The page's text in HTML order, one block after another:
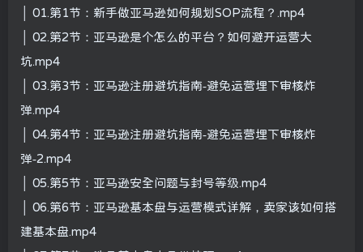
│ 01.第1节：新手做亚马逊如何规划SOP流程？.mp4
│ 02.第2节：亚马逊是个怎么的平台？如何避开运营大
坑.mp4
│ 03.第3节：亚马逊注册避坑指南-避免运营埋下审核炸
弹.mp4
│ 04.第4节：亚马逊注册避坑指南-避免运营埋下审核炸
弹-2.mp4
│ 05.第5节：亚马逊安全问题与封号等级.mp4
│ 06.第6节：亚马逊基本盘与运营模式详解，卖家该如何搭
建基本盘.mp4